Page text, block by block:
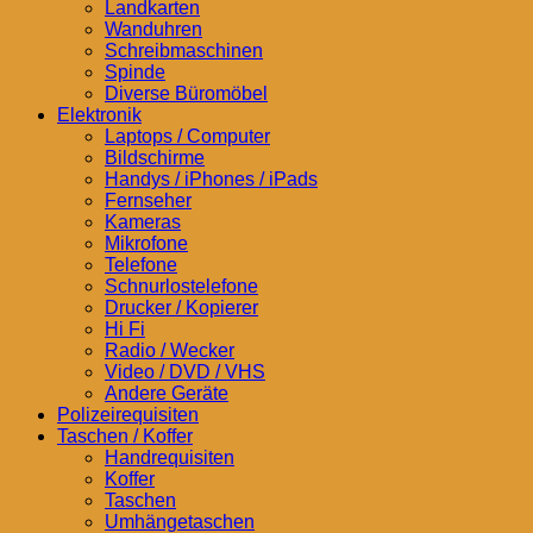
Landkarten
Wanduhren
Schreibmaschinen
Spinde
Diverse Büromöbel
Elektronik
Laptops / Computer
Bildschirme
Handys / iPhones / iPads
Fernseher
Kameras
Mikrofone
Telefone
Schnurlostelefone
Drucker / Kopierer
Hi Fi
Radio / Wecker
Video / DVD / VHS
Andere Geräte
Polizeirequisiten
Taschen / Koffer
Handrequisiten
Koffer
Taschen
Umhängetaschen